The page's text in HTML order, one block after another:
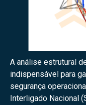
A análise estrutural
indispensável para
segurança
Interligado Nacional